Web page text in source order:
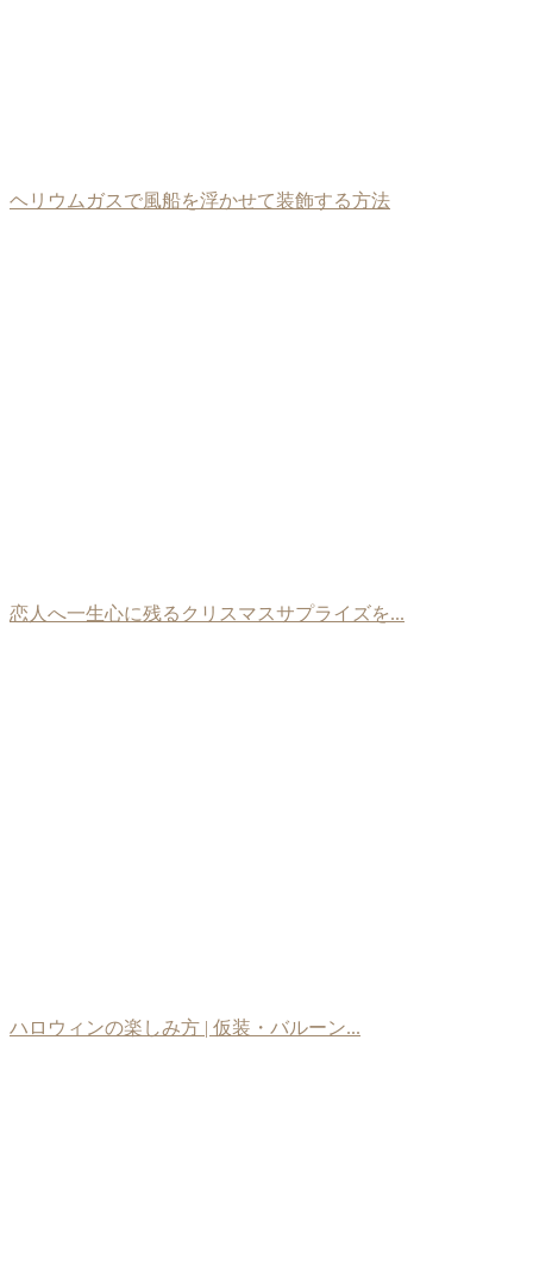
ヘリウムガスで風船を浮かせて装飾する方法
恋人へ一生心に残るクリスマスサプライズを...
ハロウィンの楽しみ方 | 仮装・バルーン...